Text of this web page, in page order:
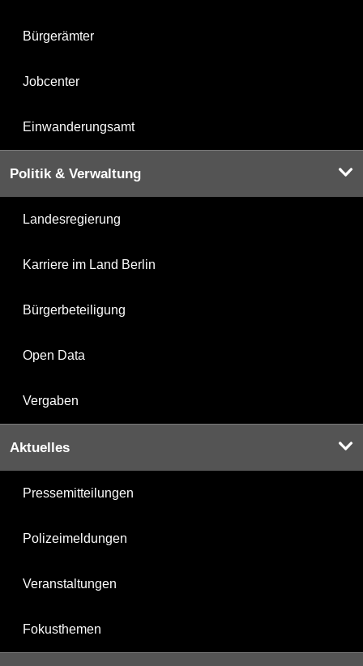
Bürgerämter
Jobcenter
Einwanderungsamt
Politik & Verwaltung
Landesregierung
Karriere im Land Berlin
Bürgerbeteiligung
Open Data
Vergaben
Aktuelles
Pressemitteilungen
Polizeimeldungen
Veranstaltungen
Fokusthemen